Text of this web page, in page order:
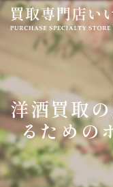
洋酒買取
るための